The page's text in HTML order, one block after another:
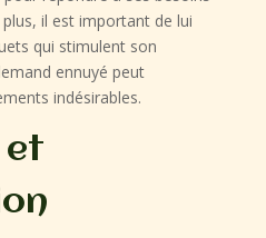
plus, il est important de lui
qui stimulent son
ennuyé peut
indésirables.
et